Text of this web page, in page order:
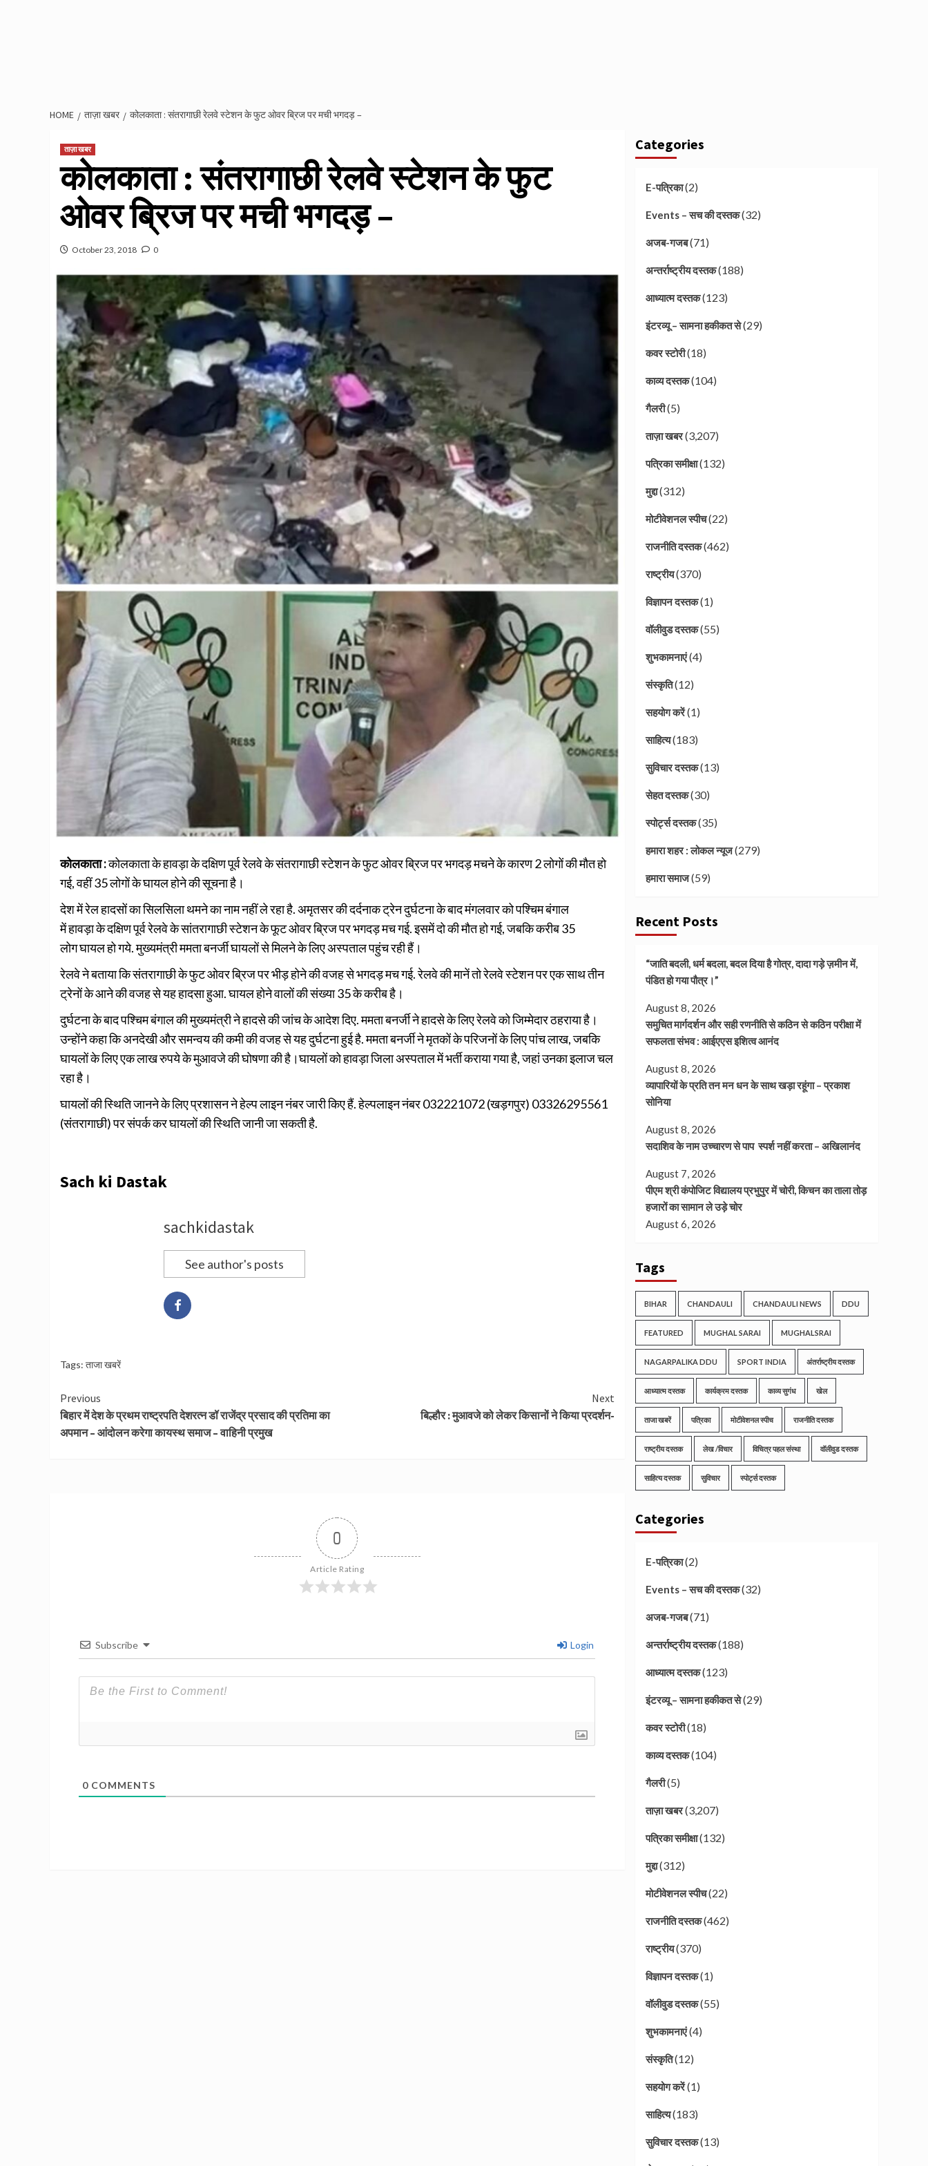
HOME ताज़ा खबर कोलकाता : संतरागाछी रेलवे स्टेशन के फुट ओवर ब्रिज पर मची भगदड़ –
ताज़ा खबर
कोलकाता : संतरागाछी रेलवे स्टेशन के फुट
ओवर ब्रिज पर मची भगदड़ –
October 23, 2018 0
कोलकाता :कोलकाता के हावड़ा के दक्षिण पूर्व रेलवे के संतरागाछी स्टेशन के फुट ओवर ब्रिज पर भगदड़ मचने के कारण 2 लोगों की मौत हो
गई, वहीं 35 लोगों के घायल होने की सूचना है।
देश में रेल हादसों का सिलसिला थमने का नाम नहीं ले रहा है. अमृतसर की दर्दनाक ट्रेन दुर्घटना के बाद मंगलवार को पश्चिम बंगाल
में हावड़ा के दक्षिण पूर्व रेलवे के सांतरागाछी स्टेशन के फूट ओवर ब्रिज पर भगदड़ मच गई. इसमें दो की मौत हो गई, जबकि करीब 35
लोग घायल हो गये. मुख्यमंत्री ममता बनर्जी घायलों से मिलने के लिए अस्पताल पहुंच रही हैं।
रेलवे ने बताया कि संतरागाछी के फुट ओवर ब्रिज पर भीड़ होने की वजह से भगदड़ मच गई. रेलवे की मानें तो रेलवे स्टेशन पर एक साथ तीन
ट्रेनों के आने की वजह से यह हादसा हुआ. घायल होने वालों की संख्या 35 के करीब है।
दुर्घटना के बाद पश्चिम बंगाल की मुख्यमंत्री ने हादसे की जांच के आदेश दिए. ममता बनर्जी ने हादसे के लिए रेलवे को जिम्मेदार ठहराया है।
उन्होंने कहा कि अनदेखी और समन्वय की कमी की वजह से यह दुर्घटना हुई है. ममता बनर्जी ने मृतकों के परिजनों के लिए पांच लाख, जबकि
घायलों के लिए एक लाख रुपये के मुआवजे की घोषणा की है।घायलों को हावड़ा जिला अस्पताल में भर्ती कराया गया है, जहां उनका इलाज चल
रहा है।
घायलों की स्थिति जानने के लिए प्रशासन ने हेल्प लाइन नंबर जारी किए हैं. हेल्पलाइन नंबर 032221072 (खड़गपुर) 03326295561
(संतरागाछी) पर संपर्क कर घायलों की स्थिति जानी जा सकती है.
Sach ki Dastak
sachkidastak
See author's posts
Tags: ताजा खबरें
Continue
Reading
Previous
बिहार में देश के प्रथम राष्ट्रपति देशरत्न डॉ राजेंद्र प्रसाद की प्रतिमा का
अपमान – आंदोलन करेगा कायस्थ समाज – वाहिनी प्रमुख
Next
बिल्हौर : मुआवजे को लेकर किसानों ने किया प्रदर्शन-
0
Article Rating
Subscribe Login
0 COMMENTS
Categories
E-पत्रिका(2)
Events – सच की दस्तक(32)
अजब-गजब(71)
अन्तर्राष्ट्रीय दस्तक(188)
आध्यात्म दस्तक(123)
इंटरव्यू – सामना हकीकत से(29)
कवर स्टोरी(18)
काव्य दस्तक(104)
गैलरी(5)
ताज़ा खबर(3,207)
पत्रिका समीक्षा(132)
मुद्दा(312)
मोटीवेशनल स्पीच(22)
राजनीति दस्तक(462)
राष्ट्रीय(370)
विज्ञापन दस्तक(1)
वॉलीवुड दस्तक(55)
शुभकामनाएं(4)
संस्कृति(12)
सहयोग करें(1)
साहित्य(183)
सुविचार दस्तक(13)
सेहत दस्तक(30)
स्पोर्ट्स दस्तक(35)
हमारा शहर : लोकल न्यूज(279)
हमारा समाज(59)
Recent Posts
“जाति बदली, धर्म बदला, बदल दिया है गोत्र, दादा गड़े ज़मीन में,
पंडित हो गया पौत्र।”
August 8, 2026
समुचित मार्गदर्शन और सही रणनीति से कठिन से कठिन परीक्षा में
सफलता संभव : आईएएस इशित्व आनंद
August 8, 2026
व्यापारियों के प्रति तन मन धन के साथ खड़ा रहूंगा – प्रकाश
सोनिया
August 8, 2026
सदाशिव के नाम उच्चारण से पाप स्पर्श नहीं करता – अखिलानंद
August 7, 2026
पीएम श्री कंपोजिट विद्यालय प्रभुपुर में चोरी, किचन का ताला तोड़
हजारों का सामान ले उड़े चोर
August 6, 2026
Tags
BIHAR CHANDAULI CHANDAULI NEWS DDU
FEATURED MUGHAL SARAI MUGHALSRAI
NAGARPALIKA DDU SPORT INDIA अंतर्राष्ट्रीय दस्तक
आध्यात्म दस्तक कार्यक्रम दस्तक काव्य सुगंध खेल
ताजा खबरें पत्रिका मोटीवेशनल स्पीच राजनीति दस्तक
राष्ट्रीय दस्तक लेख /विचार विचित्र पहल संस्था वॉलीवुड दस्तक
साहित्य दस्तक सुविचार स्पोर्ट्स दस्तक
Categories
E-पत्रिका(2)
Events – सच की दस्तक(32)
अजब-गजब(71)
अन्तर्राष्ट्रीय दस्तक(188)
आध्यात्म दस्तक(123)
इंटरव्यू – सामना हकीकत से(29)
कवर स्टोरी(18)
काव्य दस्तक(104)
गैलरी(5)
ताज़ा खबर(3,207)
पत्रिका समीक्षा(132)
मुद्दा(312)
मोटीवेशनल स्पीच(22)
राजनीति दस्तक(462)
राष्ट्रीय(370)
विज्ञापन दस्तक(1)
वॉलीवुड दस्तक(55)
शुभकामनाएं(4)
संस्कृति(12)
सहयोग करें(1)
साहित्य(183)
सुविचार दस्तक(13)